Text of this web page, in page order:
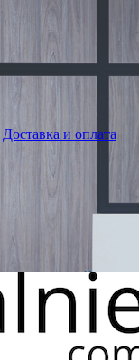
Доставка и оплата